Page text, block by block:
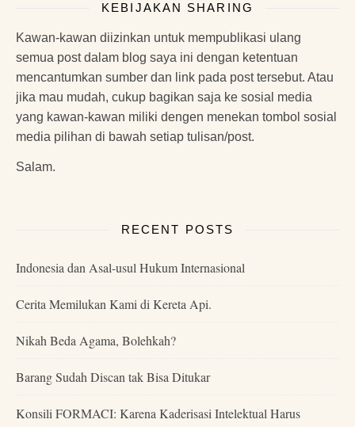
KEBIJAKAN SHARING
Kawan-kawan diizinkan untuk mempublikasi ulang
semua post dalam blog saya ini dengan ketentuan
mencantumkan sumber dan link pada post tersebut. Atau
jika mau mudah, cukup bagikan saja ke sosial media
yang kawan-kawan miliki dengen menekan tombol sosial
media pilihan di bawah setiap tulisan/post.
Salam.
RECENT POSTS
Indonesia dan Asal-usul Hukum Internasional
Cerita Memilukan Kami di Kereta Api.
Nikah Beda Agama, Bolehkah?
Barang Sudah Discan tak Bisa Ditukar
Konsili FORMACI: Karena Kaderisasi Intelektual Harus